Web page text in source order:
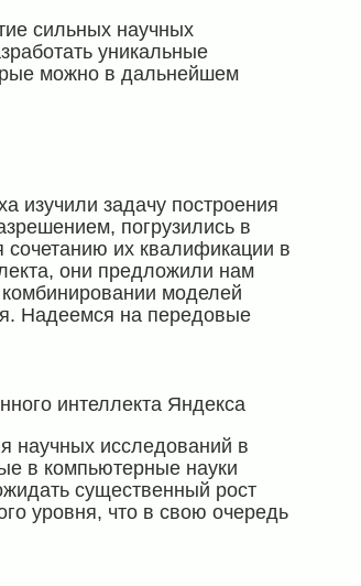
сильных научных
уникальные
можно в дальнейшем
изучили задачу построения
погрузились в
их квалификации в
они предложили нам
моделей
Надеемся на передовые
интеллекта Яндекса
научных исследований в
в компьютерные науки
существенный рост
уровня, что в свою очередь